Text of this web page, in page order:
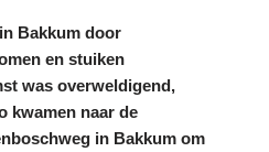
Bakkum door
en stuiken
was overweldigend,
kwamen naar de
in Bakkum om